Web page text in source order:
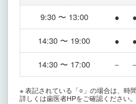
9:30 〜 13:00 ● ●
14:30 〜 19:00 ● ●
14:30 〜 17:00 － －
※ 表記されている「○」の場合は、時
詳しくは歯医者HPをご確認ください。